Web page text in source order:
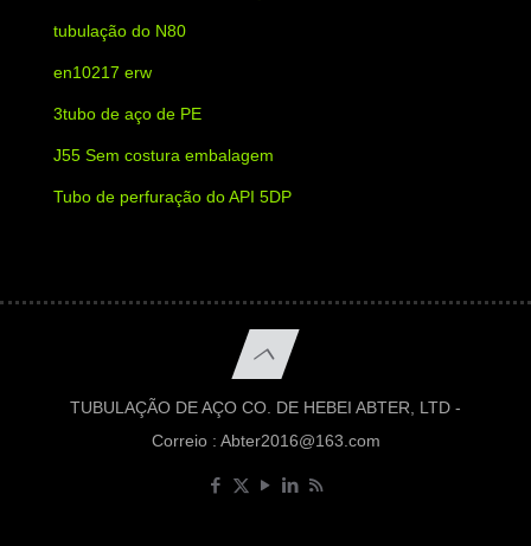
tubulação do N80
en10217 erw
3tubo de aço de PE
J55 Sem costura embalagem
Tubo de perfuração do API 5DP
TUBULAÇÃO DE AÇO CO. DE HEBEI ABTER, LTD -
Correio : Abter2016@163.com